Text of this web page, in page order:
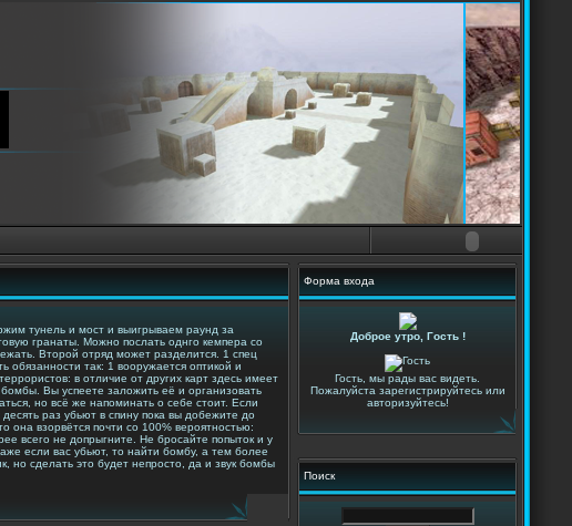
тунель и мост и выигрываем раунд за
гранаты. Можно послать однго кемпера со
Второй отряд может разделится. 1 спец
обязанности так: 1 вооружается оптикой и
в отличие от других карт здесь имеет
бомбы. Вы успеете заложить её и организовать
но всё же напоминать о себе стоит. Если
раз убьют в спину пока вы добежите до
она взорвётся почти со 100% вероятностью:
всего не допрыгните. Не бросайте попыток и у
если вас убьют, то найти бомбу, а тем более
но сделать это будет непросто, да и звук бомбы
Форма входа
Доброе утро, Гость !
Гость, мы рады вас видеть.
Пожалуйста зарегистрируйтесь или
авторизуйтесь!
Поиск